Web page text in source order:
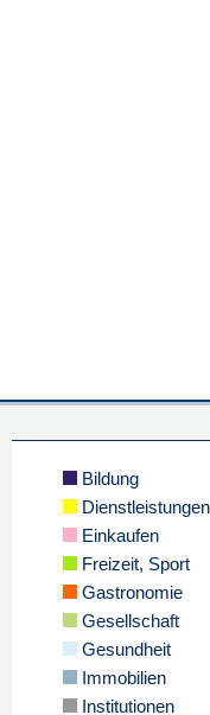
Bildung
Dienstleistungen
Einkaufen
Freizeit, Sport
Gastronomie
Gesellschaft
Gesundheit
Immobilien
Institutionen